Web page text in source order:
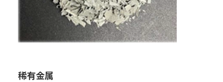
稀有金属